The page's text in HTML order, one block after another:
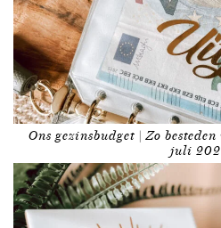
Ons gezinsbudget | Zo
juli